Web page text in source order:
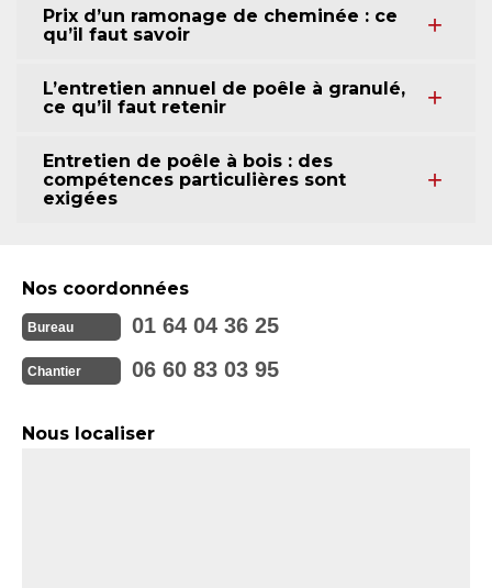
Prix d’un ramonage de cheminée : ce
qu’il faut savoir
L’entretien annuel de poêle à granulé,
ce qu’il faut retenir
Entretien de poêle à bois : des
compétences particulières sont
exigées
Nos coordonnées
Bureau 01 64 04 36 25
Chantier 06 60 83 03 95
Nous localiser